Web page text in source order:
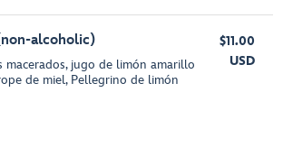
alcoholic)
macerados, jugo de limón amarillo
de miel, Pellegrino de limón
$11.00
USD